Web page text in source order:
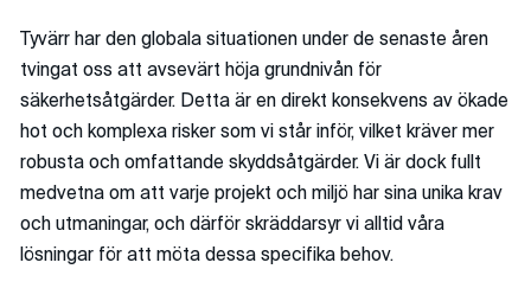
Tyvärr har den globala situationen under de senaste åren
tvingat oss att avsevärt höja grundnivån för
säkerhetsåtgärder. Detta är en direkt konsekvens av ökade
hot och komplexa risker som vi står inför, vilket kräver mer
robusta och omfattande skyddsåtgärder. Vi är dock fullt
medvetna om att varje projekt och miljö har sina unika krav
och utmaningar, och därför skräddarsyr vi alltid våra
lösningar för att möta dessa specifika behov.